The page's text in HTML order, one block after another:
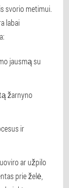
svorio metimui.
labai
jausmą su
žarnyno
ir
ar užpilo
prie želė,